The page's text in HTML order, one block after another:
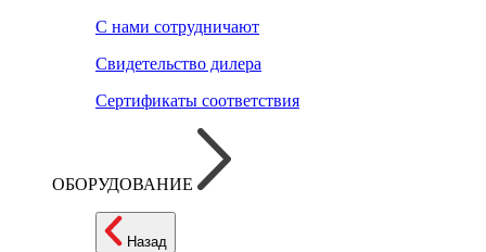
С нами сотрудничают
Свидетельство дилера
Сертификаты соответствия
ОБОРУДОВАНИЕ
Назад